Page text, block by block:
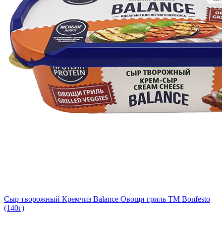
Сыр творожный Кремчиз Balance Овощи гриль ТМ Bonfesto
(140г)